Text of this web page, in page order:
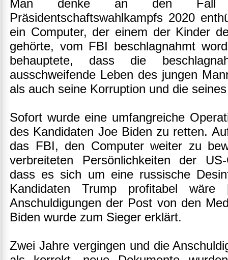
Man denke an den Fall
Präsidentschaftswahlkampfs 2020
ein Computer, der einem der Kinder
gehörte, vom FBI beschlagnahmt
behauptete, dass die
ausschweifende Leben des jungen
als auch seine Korruption und die
Sofort wurde eine umfangreiche
des Kandidaten Joe Biden zu retten.
das FBI, den Computer weiter zu
verbreiteten Persönlichkeiten der
dass es sich um eine russische
Kandidaten Trump profitabel wäre
Anschuldigungen der Post von den
Biden wurde zum Sieger erklärt.
Zwei Jahre vergingen und die